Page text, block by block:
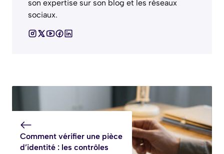
son expertise sur son blog et les réseaux
sociaux.
Comment vérifier une pièce
d’identité : les contrôles